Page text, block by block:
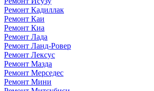
Ремонт Кадиллак
Ремонт Каи
Ремонт Киа
Ремонт Лада
Ремонт Ланд-Ровер
Ремонт Лексус
Ремонт Мазда
Ремонт Мерседес
Ремонт Мини